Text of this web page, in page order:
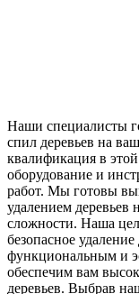
Наши специалисты
спил деревьев на
квалификация в
оборудование и
работ. Мы готовы
удалением деревьев
сложности. Наша
безопасное
функциональным и
обеспечим вам
деревьев. Выбрав